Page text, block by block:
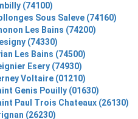
(74100)
Sous Saleve (74160)
Les Bains (74200)
(74330)
Les Bains (74500)
Esery (74930)
Voltaire (01210)
Genis Pouilly (01630)
Paul Trois Chateaux (26130)
(26230)